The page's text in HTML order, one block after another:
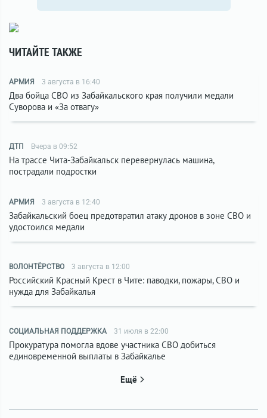
ЧИТАЙТЕ ТАКЖЕ
АРМИЯ 3 августа в 16:40
Два бойца СВО из Забайкальского края получили медали
Суворова и «За отвагу»
ДТП Вчера в 09:52
На трассе Чита-Забайкальск перевернулась машина,
пострадали подростки
АРМИЯ 3 августа в 12:40
Забайкальский боец предотвратил атаку дронов в зоне СВО и
удостоился медали
ВОЛОНТЁРСТВО 3 августа в 12:00
Российский Красный Крест в Чите: паводки, пожары, СВО и
нужда для Забайкалья
СОЦИАЛЬНАЯ ПОДДЕРЖКА 31 июля в 22:00
Прокуратура помогла вдове участника СВО добиться
единовременной выплаты в Забайкалье
Ещё